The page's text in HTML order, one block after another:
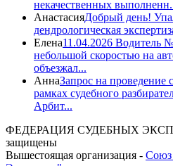
некачественных
АнастасияДобрый день!
дендрологическая
Елена11.04.2026 Водитель
небольшой скоростью на
объезжал...
АннаЗапрос на проведение
рамках судебного
Арбит...
ФЕДЕРАЦИЯ СУДЕБНЫХ
защищены
Вышестоящая организация - Союз